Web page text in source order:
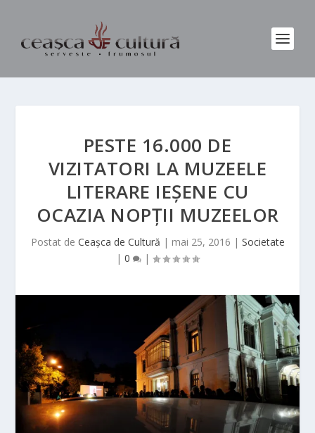
PESTE 16.000 DE
VIZITATORI LA MUZEELE
LITERARE IEȘENE CU
OCAZIA NOPȚII MUZEELOR
Postat de Ceașca de Cultură | mai 25, 2016 | Societate
| 0 |